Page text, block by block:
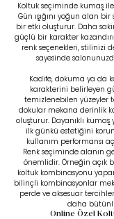
Koltuk seçiminde kumaş
Gün ışığını yoğun alan
bir etki oluşturur. Daha
güçlü bir karakter
renk seçenekleri, stilinizi
sayesinde
Kadife, dokuma ya da
karakterini belirleyen
temizlenebilen yüzeyler
dokular mekana derinlik
oluşturur. Dayanıklı
ilk günkü estetiğini
kullanım performansı
Renk seçiminde alanın
önemlidir. Örneğin açık
koltuk kombinasyonu
bilinçli kombinasyonlar
perde ve aksesuar
daha
Online Özel